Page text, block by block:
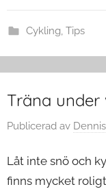
Cykling, Tips
Träna
Publiceradav
Låt inte snö och
finns mycket